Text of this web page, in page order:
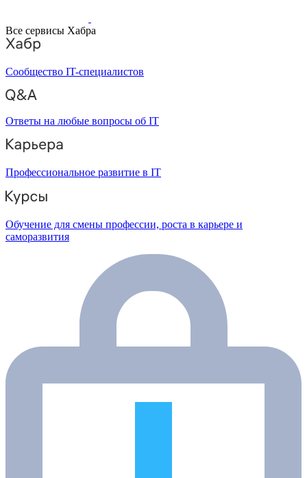
Все сервисы Хабра
Сообщество IT-специалистов
Ответы на любые вопросы об IT
Профессиональное развитие в IT
Обучение для смены профессии, роста в карьере и
саморазвития